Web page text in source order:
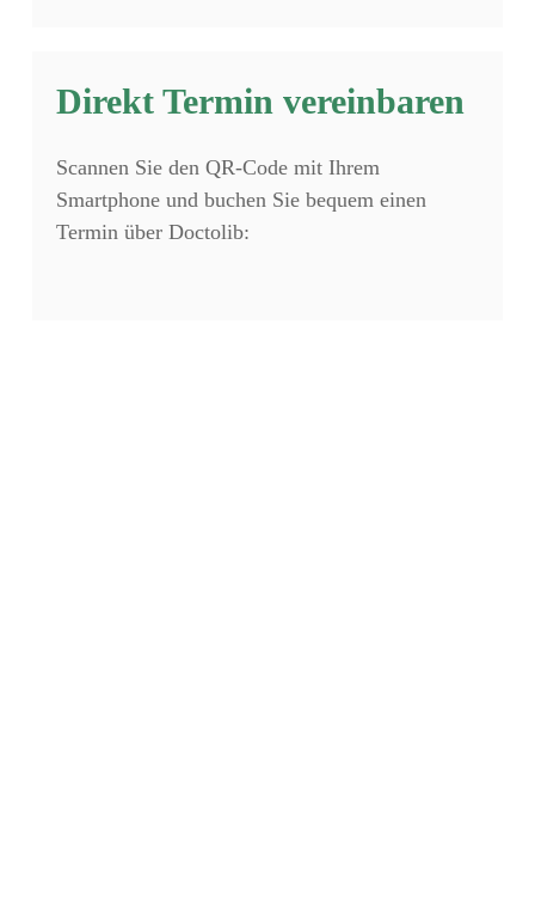
Direkt Termin vereinbaren
Scannen Sie den QR-Code mit Ihrem
Smartphone und buchen Sie bequem einen
Termin über Doctolib: